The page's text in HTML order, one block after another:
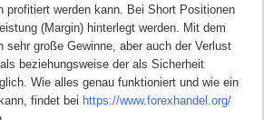
profitiert werden kann. Bei Short Positionen
(Margin) hinterlegt werden. Mit dem
sehr große Gewinne, aber auch der Verlust
beziehungsweise der als Sicherheit
Wie alles genau funktioniert und wie ein
findet bei https://www.forexhandel.org/